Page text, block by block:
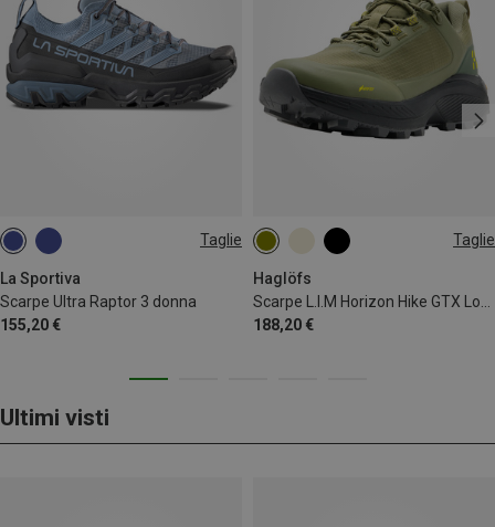
Taglie
La Sportiva
Scarpe Ultra Raptor 3 donna
155,20 €
38 38.5
41
Taglie
Haglöfs
188,20 €
Ultimi visti